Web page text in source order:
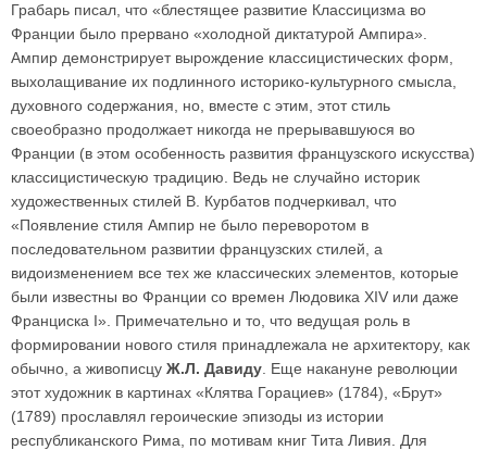
Грабарь писал, что «блестящее развитие Классицизма во
Франции было прервано «холодной диктатурой Ампира».
Ампир демонстрирует вырождение классицистических форм,
выхолащивание их подлинного историко-культурного смысла,
духовного содержания, но, вместе с этим, этот стиль
своеобразно продолжает никогда не прерывавшуюся во
Франции (в этом особенность развития французского искусства)
классицистическую традицию. Ведь не случайно историк
художественных стилей В. Курбатов подчеркивал, что
«Появление стиля Ампир не было переворотом в
последовательном развитии французских стилей, а
видоизменением все тех же классических элементов, которые
были известны во Франции со времен Людовика XIV или даже
Франциска I». Примечательно и то, что ведущая роль в
формировании нового стиля принадлежала не архитектору, как
обычно, а живописцу Ж.Л. Давиду . Еще накануне революции
этот художник в картинах «Клятва Горациев» (1784), «Брут»
(1789) прославлял героические эпизоды из истории
республиканского Рима, по мотивам книг Тита Ливия. Для